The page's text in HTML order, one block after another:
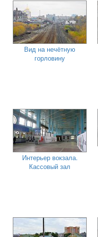
Вид на нечётную
горловину
Интерьер вокзала.
Кассовый зал